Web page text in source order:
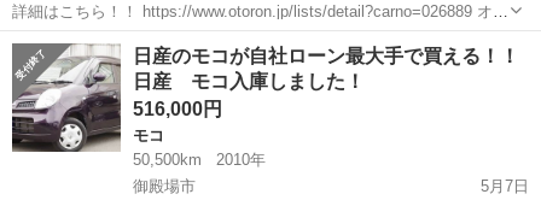
詳細はこちら！！ https://www.otoron.jp/lists/detail?carno=026889 オト
ロンの自社ローンは金利無し！！！ 他社で断られた方でも、自己破
産、債務整理、ローンブラックの...
静岡 御殿場市 ルークス
日産のモコが自社ローン最大手で買える！！
日産 モコ入庫しました！
516,000円
モコ
50,500km
2010年
御殿場市
5月7日